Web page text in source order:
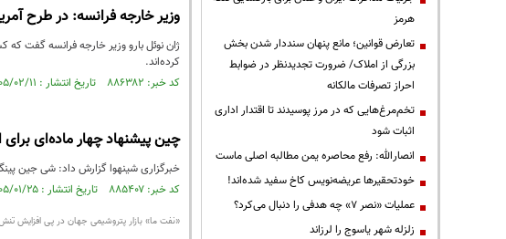
وزیر خارجه فرانسه: در طرح
ژان نوئل بارو وزیر خارجه فرانسه گفت
کرده‌اند.
کد خبر: ۸۸۶۳۸۲ تاریخ انتشار : ۱۴۰۵/۰۲/۱۱
چین پیشنهاد چهار ماده‌ای برای
خبرگزاری شینهوا گزارش داد: شی جین
کد خبر: ۸۸۵۴۰۷ تاریخ انتشار : ۱۴۰۵/۰۱/۲۵
«نفت ما» بازار پتروشیمی جهان در پی افزایش
هرمز
تعارض قوانین؛ مانع پنهان سنددار شدن بخش
بزرگی از املاک/ ضرورت تجدیدنظر در ضوابط
احراز تصرفات مالکانه
تخم‌مرغ‌هایی که در مرز پوسیدند تا اقتدار اداری
اثبات شود
انصارالله: رفع محاصره یمن مطالبه اصلی ماست
خودتحقیرها عریضه‌نویس کاخ سفید شده‌اند!
عملیات «نصر ۷» چه هدفی را دنبال می‌کرد؟
زلزله شهر یاسوج را لرزاند